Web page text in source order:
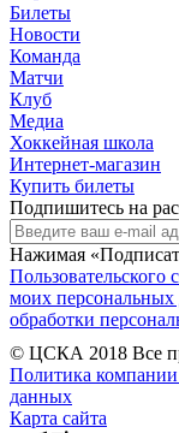
Билеты
Новости
Команда
Матчи
Клуб
Медиа
Хоккейная школа
Интернет-магазин
Купить билеты
Подпишитесь на
Нажимая
Пользовательского
моих персональных
обработки
© ЦСКА 2018 Все
Политика компании
данных
Карта сайта